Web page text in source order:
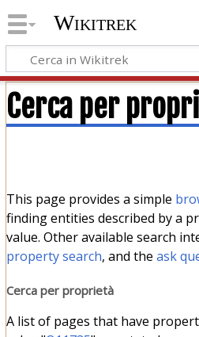
Wikitrek
Cerca per
This page provides a simple
finding entities described by a
value. Other available search
property search, and the ask
Cerca per proprietà
A list of pages that have